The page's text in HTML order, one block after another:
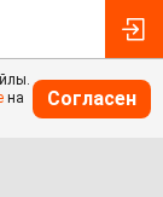
на
Согласен